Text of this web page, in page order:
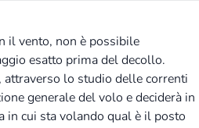
il vento, non è possibile
esatto prima del decollo.
lo studio delle correnti
generale del volo e deciderà in
in cui sta volando qual è il posto